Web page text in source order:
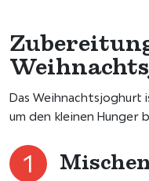
Das Weihnachtsjoghurt
um den kleinen Hunger